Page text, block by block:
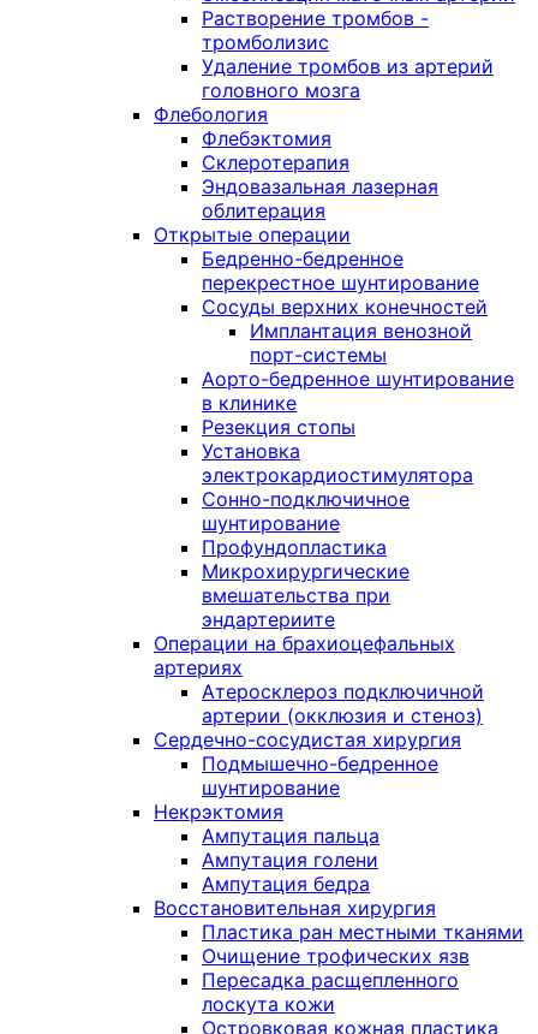
Растворение тромбов -
тромболизис
Удаление тромбов из артерий
головного мозга
Флебология
Флебэктомия
Склеротерапия
Эндовазальная лазерная
облитерация
Открытые операции
Бедренно-бедренное
перекрестное шунтирование
Сосуды верхних конечностей
Имплантация венозной
порт-системы
Аорто-бедренное шунтирование
в клинике
Резекция стопы
Установка
электрокардиостимулятора
Сонно-подключичное
шунтирование
Профундопластика
Микрохирургические
вмешательства при
эндартериите
Операции на брахиоцефальных
артериях
Атеросклероз подключичной
артерии (окклюзия и стеноз)
Сердечно-сосудистая хирургия
Подмышечно-бедренное
шунтирование
Некрэктомия
Ампутация пальца
Ампутация голени
Ампутация бедра
Восстановительная хирургия
Пластика ран местными тканями
Очищение трофических язв
Пересадка расщепленного
лоскута кожи
Островковая кожная пластика